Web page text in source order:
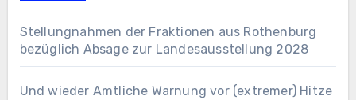
Stellungnahmen der Fraktionen aus Rothenburg
bezüglich Absage zur Landesausstellung 2028
Und wieder Amtliche Warnung vor (extremer) Hitze